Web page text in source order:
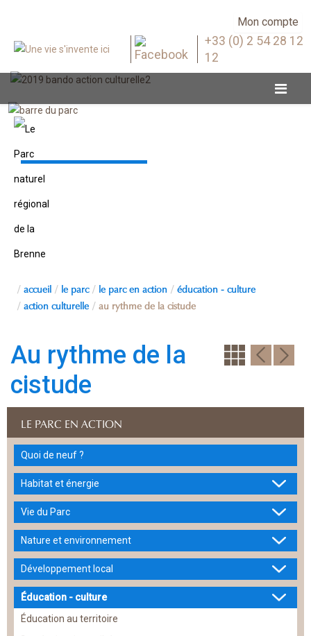
Mon compte
+33 (0) 2 54 28 12
12
accueil le parc le parc en action éducation - culture
action culturelle au rythme de la cistude
Au rythme de la
cistude
LE PARC EN ACTION
Quoi de neuf ?
Habitat et énergie
Vie du Parc
Nature et environnement
Développement local
Éducation - culture
Éducation au territoire